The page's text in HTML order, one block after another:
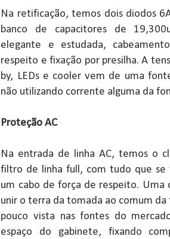
Na retificação, temos dois diodos
banco de capacitores de
elegante e estudada,
respeito e fixação por presilha. A
by, LEDs e cooler vem de uma
não utilizando corrente alguma da
Proteção AC
Na entrada de linha AC, temos o
filtro de linha full, com tudo que
um cabo de força de respeito.
unir o terra da tomada ao comum
pouco vista nas fontes do
espaço do gabinete, fixando